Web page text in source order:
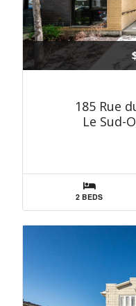
185 Rue
Le Sud-
2 BEDS